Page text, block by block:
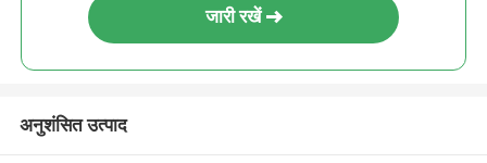
जारी रखें
अनुशंसित उत्पाद